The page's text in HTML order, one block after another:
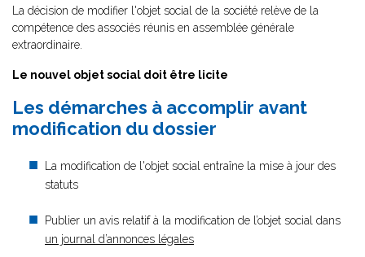
La décision de modifier l'objet social de la société relève de la
compétence des associés réunis en assemblée générale
extraordinaire.
Le nouvel objet social doit être licite
Les démarches à accomplir avant
modification du dossier
La modification de l'objet social entraîne la mise à jour des
statuts
Publier un avis relatif à la modification de l’objet social dans
un journal d’annonces légales